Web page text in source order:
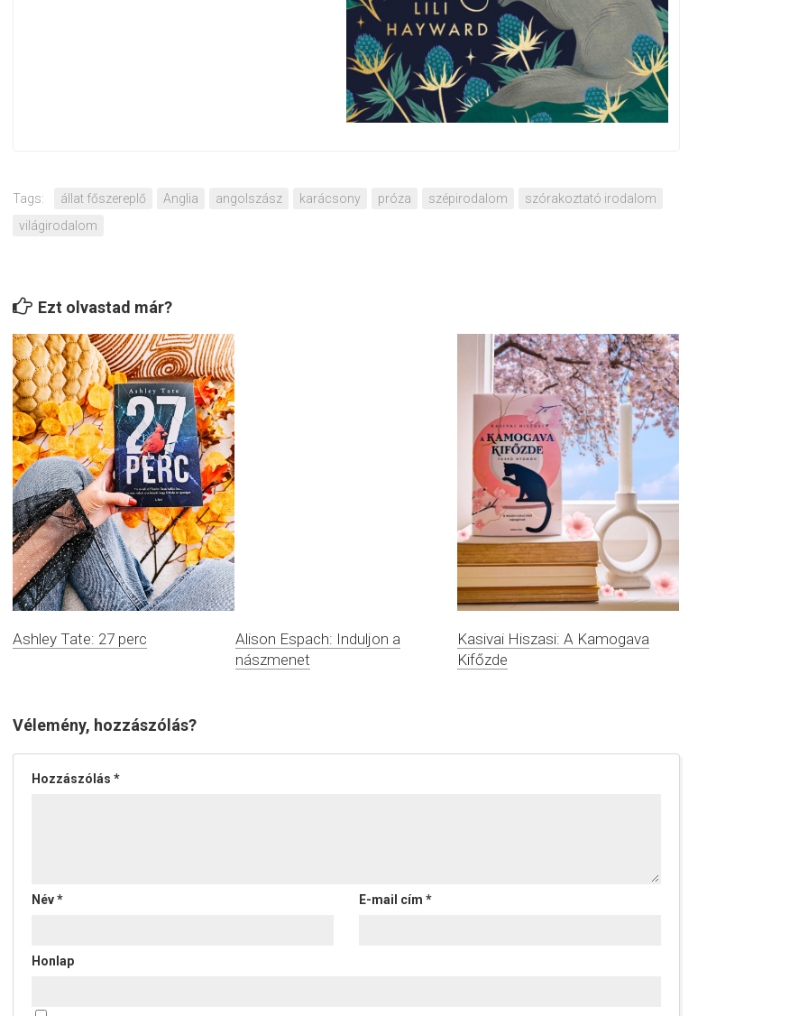
Tags: állat főszereplő Anglia angolszász karácsony próza szépirodalom
szórakoztató irodalom
világirodalom
Ezt olvastad már?
Ashley Tate: 27 perc
Alison Espach: Induljon a
nászmenet
Kasivai Hiszasi: A Kamogava
Kifőzde
Vélemény, hozzászólás?
Hozzászólás *
Név* E-mail cím *
Honlap